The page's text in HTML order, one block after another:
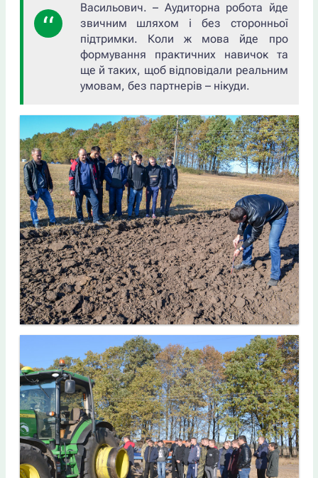
Васильович. – Аудиторна робота йде
звичним шляхом і без сторонньої
підтримки. Коли ж мова йде про
формування практичних навичок та
ще й таких, щоб відповідали реальним
умовам, без партнерів – нікуди.